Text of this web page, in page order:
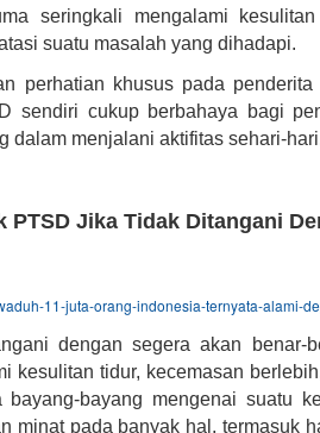
seringkali mengalami
suatu masalah yang dihadapi.
perhatian khusus pada
sendiri cukup berbahaya bagi
dalam menjalani aktifitas sehari-
PTSD Jika Tidak Ditangani
11-juta-orang-indonesia-ternyata-alami-
dengan segera akan benar-
kesulitan tidur, kecemasan
bayang mengenai suatu
minat pada banyak hal, termasuk